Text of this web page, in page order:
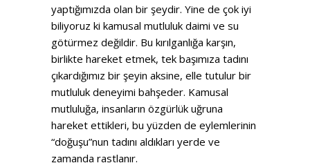
yaptığımızda olan bir şeydir. Yine de çok iyi
biliyoruz ki kamusal mutluluk daimi ve su
götürmez değildir. Bu kırılganlığa karşın,
birlikte hareket etmek, tek başımıza tadını
çıkardığımız bir şeyin aksine, elle tutulur bir
mutluluk deneyimi bahşeder. Kamusal
mutluluğa, insanların özgürlük uğruna
hareket ettikleri, bu yüzden de eylemlerinin
“doğuşu”nun tadını aldıkları yerde ve
zamanda rastlanır.